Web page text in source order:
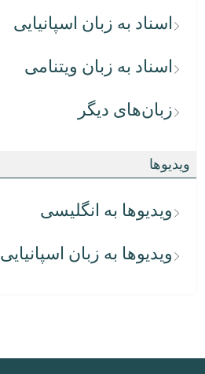
اسناد به زبان اسپانیایی
اسناد به زبان ویتنامی
زبان‌های دیگر
ویدیوها
ویدیوها به انگلیسی
ویدیوها به زبان اسپانیایی